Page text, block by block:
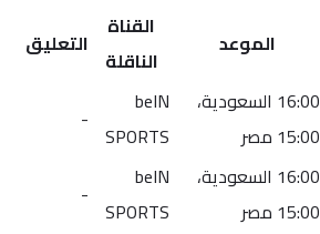
الموعد
القناة
الناقلة
التعليق
16:00 السعودية،
15:00 مصر
beIN
SPORTS
-
16:00 السعودية،
15:00 مصر
beIN
SPORTS
-